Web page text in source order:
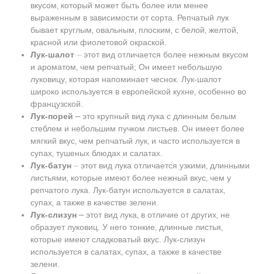
вкусом‚ который может быть более или менее
выраженным в зависимости от сорта. Репчатый лук
бывает круглым‚ овальным‚ плоским‚ с белой‚ желтой‚
красной или фиолетовой окраской.
Лук-шалот ⏤ этот вид отличается более нежным вкусом
и ароматом‚ чем репчатый; Он имеет небольшую
луковицу‚ которая напоминает чеснок. Лук-шалот
широко используется в европейской кухне‚ особенно во
французской.
Лук-порей ⎼ это крупный вид лука с длинным белым
стеблем и небольшим пучком листьев. Он имеет более
мягкий вкус‚ чем репчатый лук‚ и часто используется в
супах‚ тушеных блюдах и салатах.
Лук-батун ⏤ этот вид лука отличается узкими‚ длинными
листьями‚ которые имеют более нежный вкус‚ чем у
репчатого лука. Лук-батун используется в салатах‚
супах‚ а также в качестве зелени.
Лук-слизун ⎼ этот вид лука‚ в отличие от других‚ не
образует луковиц. У него тонкие‚ длинные листья‚
которые имеют сладковатый вкус. Лук-слизун
используется в салатах‚ супах‚ а также в качестве
зелени.